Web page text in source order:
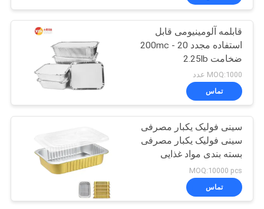
آلومینیوم
ورق الماس آلومینیوم
18
قابلمه آلومینیومی قابل
استفاده مجدد 20 - 200mc
ضخامت 2.25lb
MOQ:1000 عدد
تماس
سینی فولیک یکبار مصرفی
سینی فولیک یکبار مصرفی
بسته بندی مواد غذایی
ظرف آلومینیومی سینی
آلومینیومی یکبار مصرفی با
پوشش پلاستیکی
MOQ:10000 pcs
تماس